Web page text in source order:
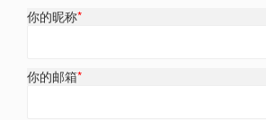
你的昵称*
你的邮箱*